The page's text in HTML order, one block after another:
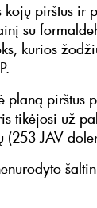
pirštus ir
su
kurios
planą pirštus
tikėjosi už
JAV